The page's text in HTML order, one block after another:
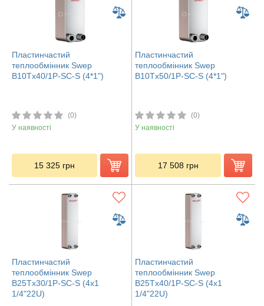
Пластинчастий
теплообмінник Swep
В10Tx40/1P-SC-S (4*1")
(0)
У наявності
15 325 грн
Пластинчастий
теплообмінник Swep
В10Tx50/1P-SC-S (4*1")
(0)
У наявності
17 508 грн
Пластинчастий
теплообмінник Swep
B25Tx30/1P-SC-S (4x1
1/4"22U)
Пластинчастий
теплообмінник Swep
B25Tx40/1P-SC-S (4x1
1/4"22U)